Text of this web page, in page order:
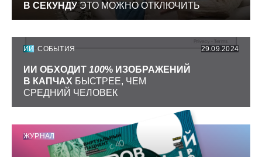
В СЕКУНДУЭТО МОЖНО ОТКЛЮЧИТЬ
ИИ СОБЫТИЯ 29.09.2024
ИИ ОБХОДИТ 100% ИЗОБРАЖЕНИЙ
В КАПЧАХ БЫСТРЕЕ, ЧЕМ
СРЕДНИЙ ЧЕЛОВЕК
ЖУРНАЛ